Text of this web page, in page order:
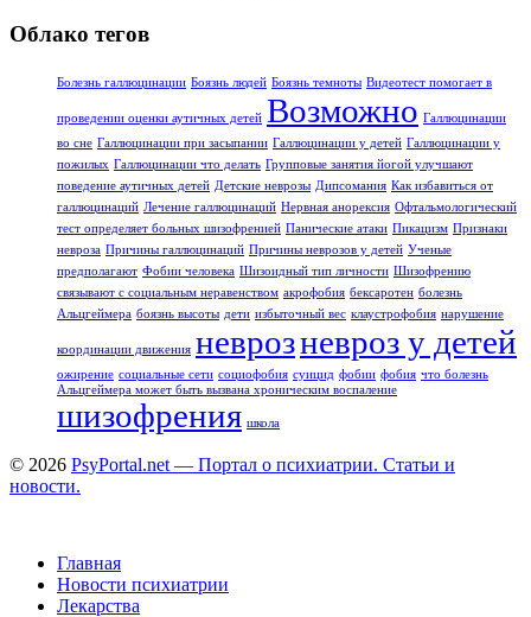
Облако тегов
Болезнь галлюцинации Боязнь людей Боязнь темноты Видеотест помогает в
проведении оценки аутичных детей Возможно Галлюцинации
во сне Галлюцинации при засыпании Галлюцинации у детей Галлюцинации у
пожилых Галлюцинации что делать Групповые занятия йогой улучшают
поведение аутичных детей Детские неврозы Дипсомания Как избавиться от
галлюцинаций Лечение галлюцинаций Нервная анорексия Офтальмологический
тест определяет больных шизофренией Панические атаки Пикацизм Признаки
невроза Причины галлюцинаций Причины неврозов у детей Ученые
предполагают Фобии человека Шизоидный тип личности Шизофрению
связывают с социальным неравенством акрофобия бексаротен болезнь
Альцгеймера боязнь высоты дети избыточный вес клаустрофобия нарушение
координации движения неврозневроз у детей
ожирение социальные сети социофобия суицид фобии фобия что болезнь
Альцгеймера может быть вызвана хроническим воспаление
шизофрения школа
© 2026 PsyPortal.net — Портал о психиатрии. Статьи и
новости.
Главная
Новости психиатрии
Лекарства